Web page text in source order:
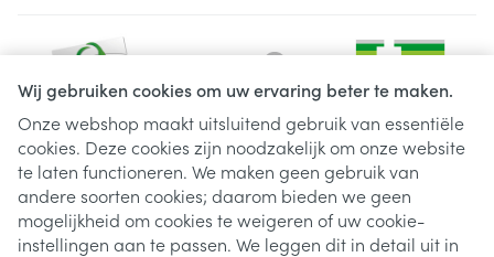
Wij gebruiken cookies om uw ervaring beter te maken.
Onze webshop maakt uitsluitend gebruik van essentiële
cookies. Deze cookies zijn noodzakelijk om onze website
te laten functioneren. We maken geen gebruik van
andere soorten cookies; daarom bieden we geen
mogelijkheid om cookies te weigeren of uw cookie-
instellingen aan te passen. We leggen dit in detail uit in
Juridische links